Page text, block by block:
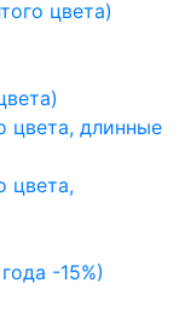
цвета)
цвета, длинные
цвета,
-15%)